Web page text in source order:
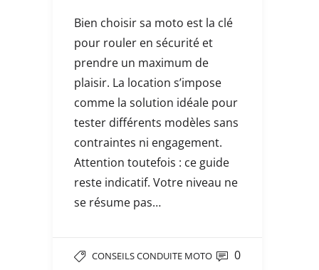
Bien choisir sa moto est la clé
pour rouler en sécurité et
prendre un maximum de
plaisir. La location s’impose
comme la solution idéale pour
tester différents modèles sans
contraintes ni engagement.
Attention toutefois : ce guide
reste indicatif. Votre niveau ne
se résume pas…
CONSEILS CONDUITE MOTO 0